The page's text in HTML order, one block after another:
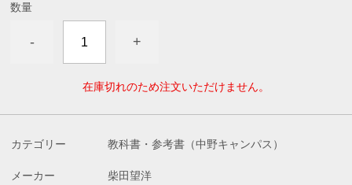
数量
- +
在庫切れのため注文いただけません。
カテゴリー 教科書・参考書（中野キャンパス）
メーカー 柴田望洋